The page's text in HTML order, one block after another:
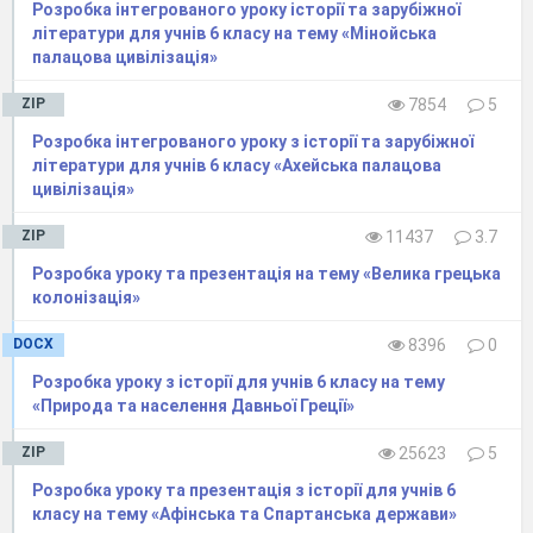
Дніпропетровська знайдено кістки собаки,
свині, бика. Та
(якщо
не рахувати собаки) були свиня та
бик, які з'явилися тут ще її VII—VI тис. до н.
е. Наприкінці V — у IV тис. до н. е. були
Племена скотарських культур заселяли
території на південь та північний схід від
землеробських. Вони вели рухливий спосіб
життя. Кераміка скотарів була гостродонною
(більш примітивною). Ці племена першими
пристосували коня для верхової їзди; вони
першими почали насипати кургани в місцях
поховань.
Розробка інтегрованого уроку історії та зарубіжної
літератури для учнів 6 класу на тему «Мінойська
палацова цивілізація»
ZIP 7854
5
Розробка інтегрованого уроку з історії та зарубіжної
літератури для учнів 6 класу «Ахейська палацова
цивілізація»
ZIP 11437
3.7
Розробка уроку та презентація на тему «Велика грецька
колонізація»
DOCX 8396
0
Розробка уроку з історії для учнів 6 класу на тему
«Природа та населення Давньої Греції»
ZIP 25623
5
Розробка уроку та презентація з історії для учнів 6
класу на тему «Афінська та Спартанська держави»